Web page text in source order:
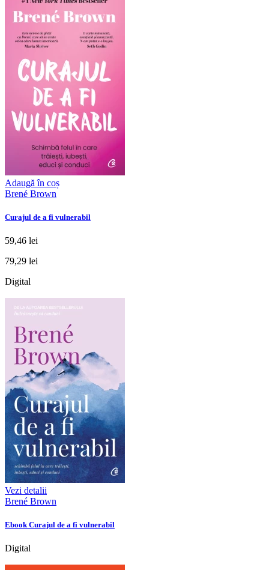
Adaugă în coș
Brené Brown
Curajul de a fi vulnerabil
59,46 lei
79,29 lei
Digital
Vezi detalii
Brené Brown
Ebook Curajul de a fi vulnerabil
Digital